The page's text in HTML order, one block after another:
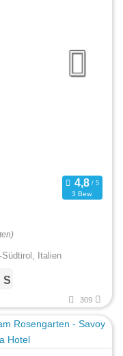
3 Bew.
Italien
309